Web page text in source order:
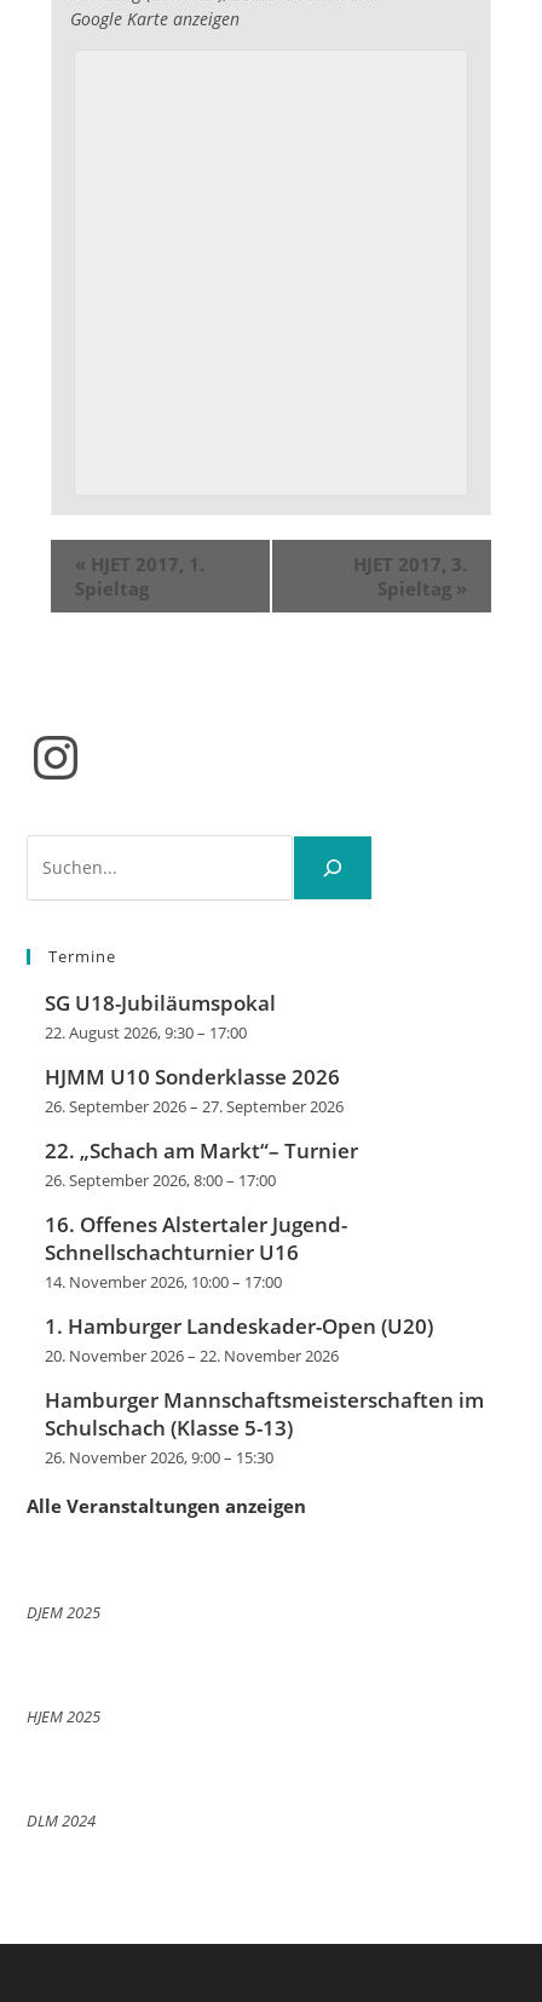
Google Karte anzeigen
« HJET 2017, 1.
Spieltag
HJET 2017, 3.
Spieltag »
Instagram
Termine
SG U18-Jubiläumspokal
22. August 2026, 9:30– 17:00
HJMM U10 Sonderklasse 2026
26. September 2026–27. September 2026
22. „Schach am Markt“– Turnier
26. September 2026, 8:00– 17:00
16. Offenes Alstertaler Jugend-
Schnellschachturnier U16
14. November 2026, 10:00– 17:00
1. Hamburger Landeskader-Open (U20)
20. November 2026–22. November 2026
Hamburger Mannschaftsmeisterschaften im
Schulschach (Klasse 5-13)
26. November 2026, 9:00– 15:30
Alle Veranstaltungen anzeigen
DJEM 2025
HJEM 2025
DLM 2024